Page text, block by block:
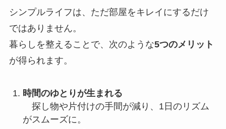
シンプルライフは、ただ部屋をキレイにするだけ
ではありません。
暮らしを整えることで、次のような5つのメリット
が得られます。
時間のゆとりが生まれる
探し物や片付けの手間が減り、1日のリズム
がスムーズに。